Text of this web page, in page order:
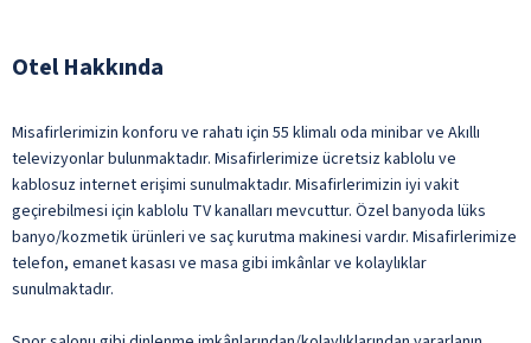
Otel Hakkında
Misafirlerimizin konforu ve rahatı için 55 klimalı oda minibar ve Akıllı
televizyonlar bulunmaktadır. Misafirlerimize ücretsiz kablolu ve
kablosuz internet erişimi sunulmaktadır. Misafirlerimizin iyi vakit
geçirebilmesi için kablolu TV kanalları mevcuttur. Özel banyoda lüks
banyo/kozmetik ürünleri ve saç kurutma makinesi vardır. Misafirlerimize
telefon, emanet kasası ve masa gibi imkânlar ve kolaylıklar
sunulmaktadır.